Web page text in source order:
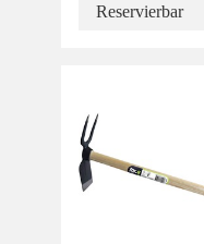
Reservierbar